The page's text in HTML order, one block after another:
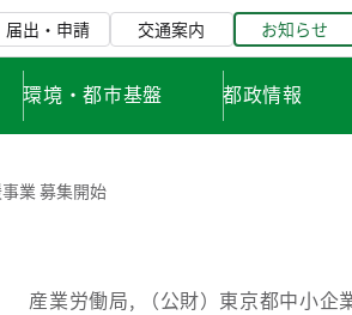
届出・申請 交通案内 お知らせ
環境・都市基盤 都政情報
業 募集開始
産業労働局, （公財）東京都中小企